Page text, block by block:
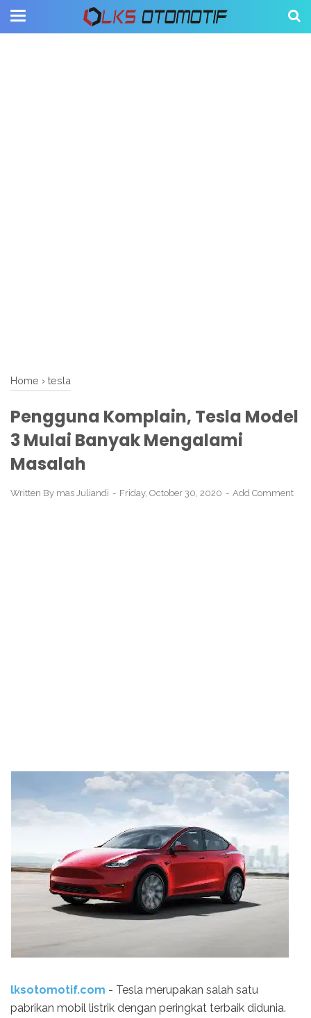
Home › tesla
Pengguna Komplain, Tesla Model
3 Mulai Banyak Mengalami
Masalah
Written By mas Juliandi Friday, October 30, 2020 Add Comment
lksotomotif.com - Tesla merupakan salah satu
pabrikan mobil listrik dengan peringkat terbaik didunia.